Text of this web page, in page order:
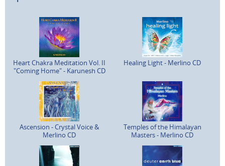
Heart Chakra Meditation Vol. II
"Coming Home" - Karunesh CD
Healing Light - Merlino CD
Ascension - Crystal Voice &
Merlino CD
Temples of the Himalayan
Masters - Merlino CD